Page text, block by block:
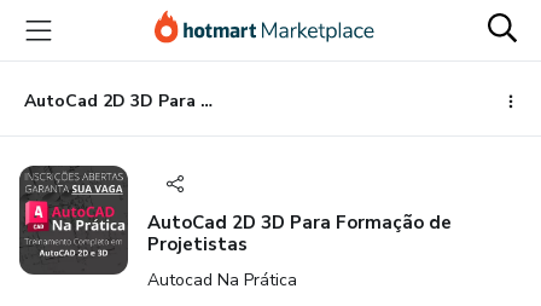
para
conteúdo
principal
para
pagamento
para
rodapé
AutoCad 2D 3D Para Formação de Projetistas
AutoCad 2D 3D Para Formação de
Projetistas
Autocad Na Prática